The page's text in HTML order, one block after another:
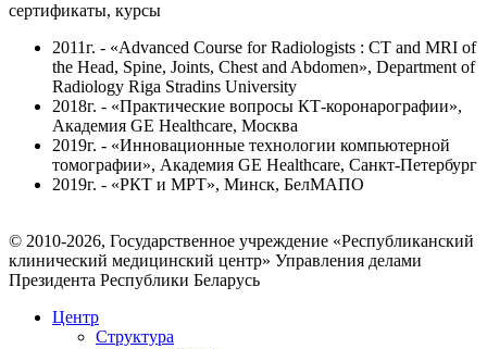
сертификаты, курсы
2011г. - «Advanced Course for Radiologists : CT and MRI of
the Head, Spine, Joints, Chest and Abdomen», Department of
Radiology Riga Stradins University
2018г. - «Практические вопросы КТ-коронарографии»,
Академия GE Healthcare, Москва
2019г. - «Инновационные технологии компьютерной
томографии», Академия GE Healthcare, Санкт-Петербург
2019г. - «РКТ и МРТ», Минск, БелМАПО
© 2010-2026, Государственное учреждение «Республиканский
клинический медицинский центр» Управления делами
Президента Республики Беларусь
Центр
Структура